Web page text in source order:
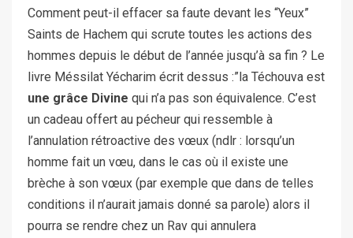
Comment peut-il effacer sa faute devant les “Yeux”
Saints de Hachem qui scrute toutes les actions des
hommes depuis le début de l’année jusqu’à sa fin ? Le
livre Méssilat Yécharim écrit dessus :”la Téchouva est
une grâce Divine qui n’a pas son équivalence. C’est
un cadeau offert au pécheur qui ressemble à
l’annulation rétroactive des vœux (ndlr : lorsqu’un
homme fait un vœu, dans le cas où il existe une
brèche à son vœux (par exemple que dans de telles
conditions il n’aurait jamais donné sa parole) alors il
pourra se rendre chez un Rav qui annulera